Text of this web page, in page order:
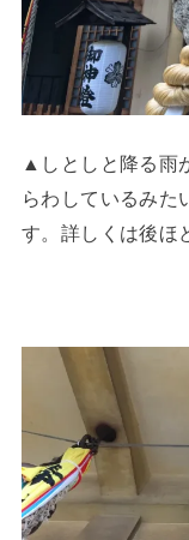
▲しとしと降る雨
らわしているみた
す。詳しくは後ほ